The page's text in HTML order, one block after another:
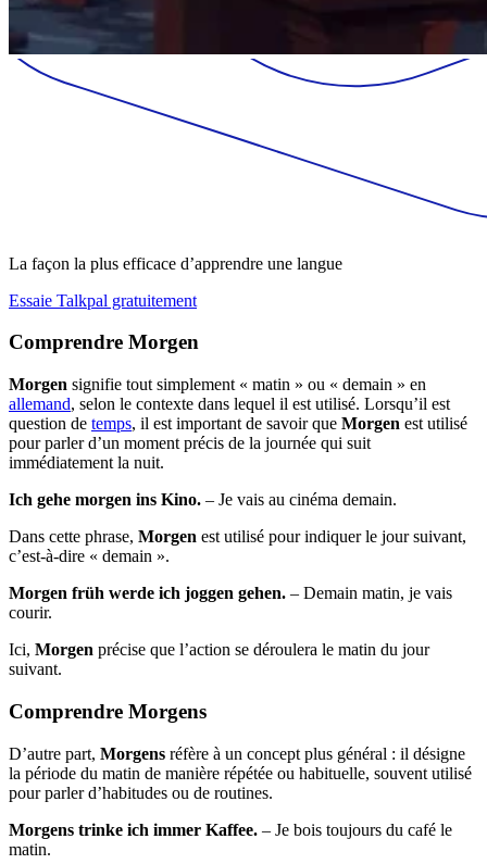
La façon la plus efficace d’apprendre une langue
Essaie Talkpal gratuitement
Comprendre Morgen
Morgen signifie tout simplement « matin » ou « demain » en
allemand, selon le contexte dans lequel il est utilisé. Lorsqu’il est
question de temps, il est important de savoir que Morgen est utilisé
pour parler d’un moment précis de la journée qui suit
immédiatement la nuit.
Ich gehe morgen ins Kino. – Je vais au cinéma demain.
Dans cette phrase, Morgen est utilisé pour indiquer le jour suivant,
c’est-à-dire « demain ».
Morgen früh werde ich joggen gehen. – Demain matin, je vais
courir.
Ici, Morgen précise que l’action se déroulera le matin du jour
suivant.
Comprendre Morgens
D’autre part, Morgens réfère à un concept plus général : il désigne
la période du matin de manière répétée ou habituelle, souvent utilisé
pour parler d’habitudes ou de routines.
Morgens trinke ich immer Kaffee. – Je bois toujours du café le
matin.